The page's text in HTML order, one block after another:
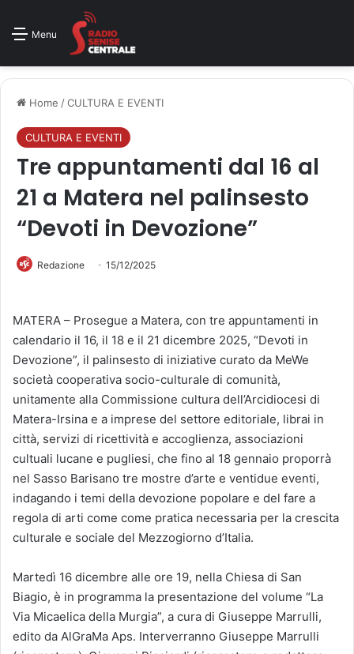
Menu
Home /CULTURA E EVENTI
CULTURA E EVENTI
Tre appuntamenti dal 16 al
21 a Matera nel palinsesto
“Devoti in Devozione”
Redazione 15/12/2025
MATERA – Prosegue a Matera, con tre appuntamenti in
calendario il 16, il 18 e il 21 dicembre 2025, “Devoti in
Devozione”, il palinsesto di iniziative curato da MeWe
società cooperativa socio-culturale di comunità,
unitamente alla Commissione cultura dell’Arcidiocesi di
Matera-Irsina e a imprese del settore editoriale, librai in
città, servizi di ricettività e accoglienza, associazioni
cultuali lucane e pugliesi, che fino al 18 gennaio proporrà
nel Sasso Barisano tre mostre d’arte e ventidue eventi,
indagando i temi della devozione popolare e del fare a
regola di arti come come pratica necessaria per la crescita
culturale e sociale del Mezzogiorno d’Italia.
Martedì 16 dicembre alle ore 19, nella Chiesa di San
Biagio, è in programma la presentazione del volume “La
Via Micaelica della Murgia”, a cura di Giuseppe Marrulli,
edito da AlGraMa Aps. Interverranno Giuseppe Marrulli